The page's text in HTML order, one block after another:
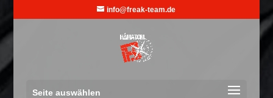
info@freak-team.de
Seite auswählen